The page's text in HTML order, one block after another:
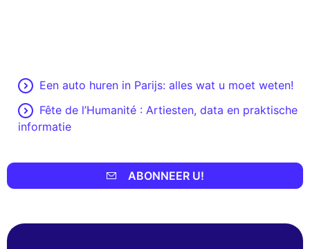
Een auto huren in Parijs: alles wat u moet weten!
Fête de l’Humanité : Artiesten, data en praktische
informatie
ABONNEER U!